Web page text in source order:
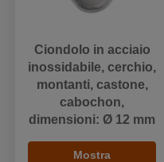
Ciondolo in acciaio
inossidabile, cerchio,
montanti, castone,
cabochon,
dimensioni: Ø 12 mm
Mostra